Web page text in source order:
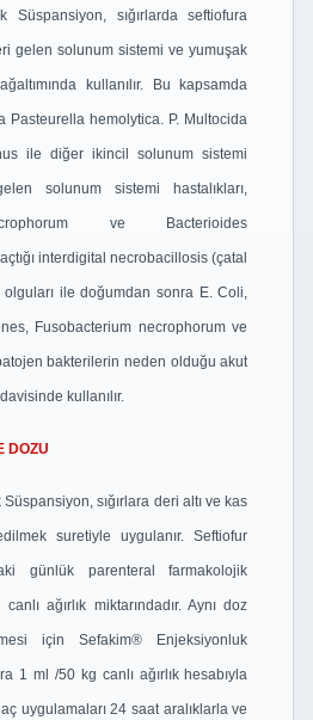
Süspansiyon, sığırlarda seftiofura
gelen solunum sistemi ve yumuşak
kullanılır. Bu kapsamda
Pasteurella hemolytica. P. Multocida
ile diğer ikincil solunum sistemi
solunum sistemi hastalıkları,
ve Bacterioides
interdigital necrobacillosis (çatal
ile doğumdan sonra E. Coli,
Fusobacterium necrophorum ve
bakterilerin neden olduğu akut
kullanılır.
DOZU
sığırlara deri altı ve kas
suretiyle uygulanır. Seftiofur
günlük parenteral farmakolojik
ağırlık miktarındadır. Aynı doz
için Sefakim® Enjeksiyonluk
1 ml /50 kg canlı ağırlık hesabıyla
uygulamaları 24 saat aralıklarla ve